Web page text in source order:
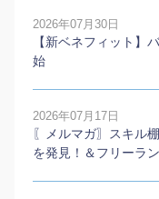
2026年07月30日
【新ベネフィット】
始
2026年07月17日
〖メルマガ〗スキル
を発見！＆フリーラ